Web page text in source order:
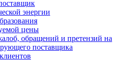
энергии
цены
обращений и претензий на
поставщика